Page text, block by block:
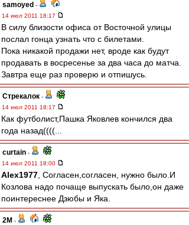
samoyed -
14 июл 2011 18:17
В силу близости офиса от Восточной улицы
послал гонца узнать что с билетами.
Пока никакой продажи нет, вроде как будут
продавать в восресенье за два часа до матча.
Завтра еще раз проверю и отпишусь.
Стрекалок -
14 июл 2011 18:17
Как футболист,Пашка Яковлев кончился два
года назад((((...
curtain -
14 июл 2011 18:00
Alex1977 , Согласен,согласен, нужно было.И
Козлова надо почаще выпускать было,он даже
поинтереснее Дзюбы и Яка.
2M -